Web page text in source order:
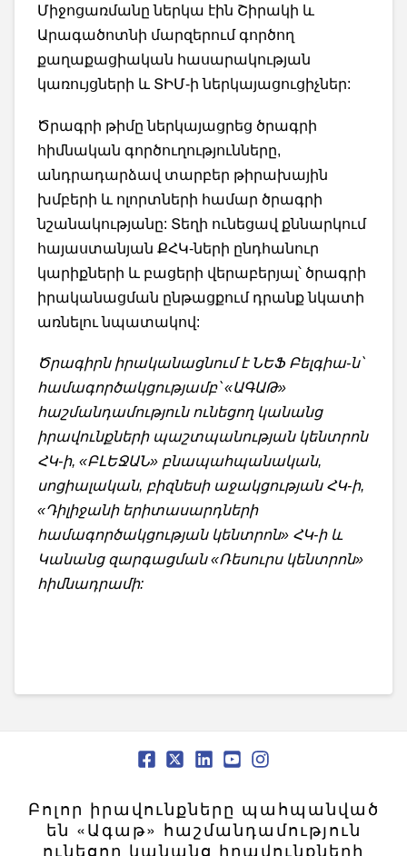
Միջոցառմանը ներկա էին Շիրակի և
Արագածոտնի մարզերում գործող
քաղաքացիական հասարակության
կառույցների և ՏԻՄ-ի ներկայացուցիչներ:
Ծրագրի թիմը ներկայացրեց ծրագրի
հիմնական գործուղությունները,
անդրադարձավ տարբեր թիրախային
խմբերի և ոլորտների համար ծրագրի
նշանակությանը: Տեղի ունեցավ քննարկում
հայաստանյան ՔՀԿ-ների ընդհանուր
կարիքների և բացերի վերաբերյալ՝ ծրագրի
իրականացման ընթացքում դրանք նկատի
առնելու նպատակով:
Ծրագիրն իրականացնում է ՆԵՖ Բելգիա-ն՝
համագործակցությամբ՝ «ԱԳԱԹ»
հաշմանդամություն ունեցող կանանց
իրավունքների պաշտպանության կենտրոն
ՀԿ-ի, «ԲԼԵՋԱՆ» բնապահպանական,
սոցիալական, բիզնեսի աջակցության ՀԿ-ի,
«Դիլիջանի երիտասարդների
համագործակցության կենտրոն» ՀԿ-ի և
Կանանց զարգացման «Ռեսուրս կենտրոն»
հիմնադրամի:
Բոլոր իրավունքները պահպանված
են «Ագաթ» հաշմանդամություն
ունեցող կանանց իրավունքների